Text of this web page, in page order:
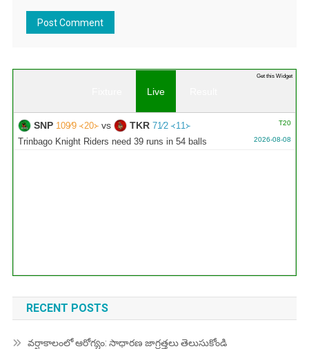
Live
T20
SNP 109∕9 ᚜20᚛vs TKR 71∕2 ᚜11᚛
2026-08-08
Trinbago Knight Riders need 39 runs in 54 balls
Get this Widget
RECENT POSTS
వర్షాకాలంలో ఆరోగ్యం: సాధారణ జాగ్రత్తలు తెలుసుకోండి